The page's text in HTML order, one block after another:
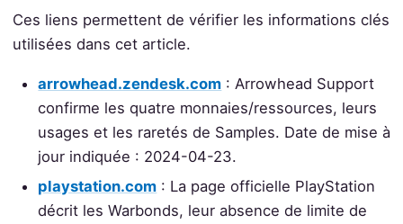
Ces liens permettent de vérifier les informations clés
utilisées dans cet article.
arrowhead.zendesk.com : Arrowhead Support
confirme les quatre monnaies/ressources, leurs
usages et les raretés de Samples. Date de mise à
jour indiquée : 2024-04-23.
playstation.com : La page officielle PlayStation
décrit les Warbonds, leur absence de limite de